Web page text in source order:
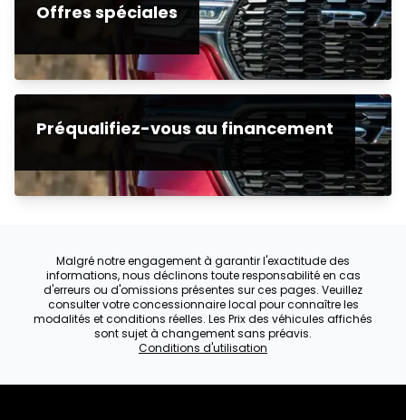
Offres spéciales
Préqualifiez-vous au financement
Malgré notre engagement à garantir l'exactitude des
informations, nous déclinons toute responsabilité en cas
d'erreurs ou d'omissions présentes sur ces pages. Veuillez
consulter votre concessionnaire local pour connaître les
modalités et conditions réelles. Les Prix des véhicules affichés
sont sujet à changement sans préavis.
Conditions d'utilisation